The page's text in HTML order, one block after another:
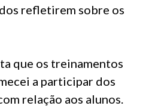
refletirem sobre os
que os treinamentos
a participar dos
relação aos alunos.